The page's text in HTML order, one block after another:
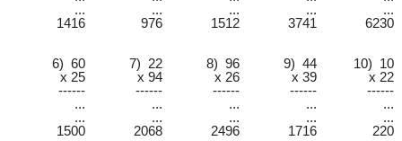
...
... ... ...
...
1416
976 1512 3741 6230
6) 60 7) 22 8) 96 9) 44
10) 10
x 25
x 94 x 26 x 39
x 22
------
------ ------ ------
------
...
... ... ...
...
...
... ... ...
...
1500
2068 2496 1716 220